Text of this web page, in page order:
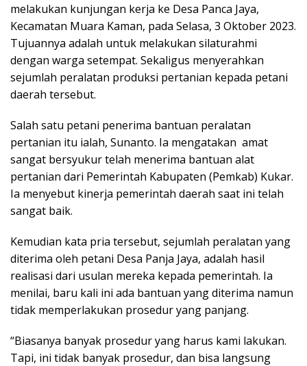
melakukan kunjungan kerja ke Desa Panca Jaya,
Kecamatan Muara Kaman, pada Selasa, 3 Oktober 2023.
Tujuannya adalah untuk melakukan silaturahmi
dengan warga setempat. Sekaligus menyerahkan
sejumlah peralatan produksi pertanian kepada petani
daerah tersebut.
Salah satu petani penerima bantuan peralatan
pertanian itu ialah, Sunanto. Ia mengatakan amat
sangat bersyukur telah menerima bantuan alat
pertanian dari Pemerintah Kabupaten (Pemkab) Kukar.
Ia menyebut kinerja pemerintah daerah saat ini telah
sangat baik.
Kemudian kata pria tersebut, sejumlah peralatan yang
diterima oleh petani Desa Panja Jaya, adalah hasil
realisasi dari usulan mereka kepada pemerintah. Ia
menilai, baru kali ini ada bantuan yang diterima namun
tidak memperlakukan prosedur yang panjang.
“Biasanya banyak prosedur yang harus kami lakukan.
Tapi, ini tidak banyak prosedur, dan bisa langsung